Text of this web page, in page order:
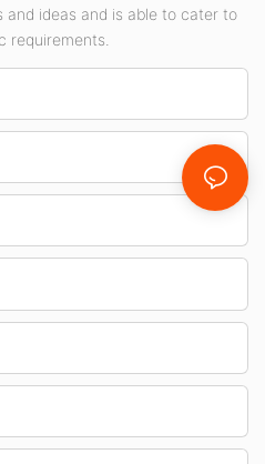
ideas and is able to cater to
requirements.